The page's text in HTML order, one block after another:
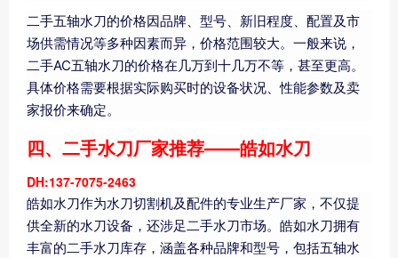
二手五轴水刀的价格因品牌、型号、新旧程度、配置及市
场供需情况等多种因素而异，价格范围较大。一般来说，
二手AC五轴水刀的价格在几万到十几万不等，甚至更高。
具体价格需要根据实际购买时的设备状况、性能参数及卖
家报价来确定。
四、二手水刀厂家推荐——皓如水刀
DH:137-7075-2463
皓如水刀作为水刀切割机及配件的专业生产厂家，不仅提
供全新的水刀设备，还涉足二手水刀市场。皓如水刀拥有
丰富的二手水刀库存，涵盖各种品牌和型号，包括五轴水